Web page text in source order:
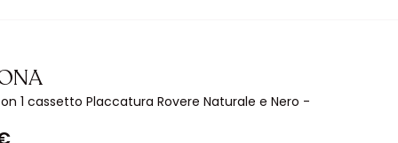
1 cassetto Placcatura Rovere Naturale e Nero -